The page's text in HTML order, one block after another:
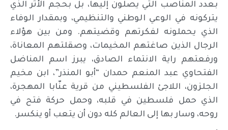
بعدد المناصب التي يصلون إليها، بل بحجم الأثر الذي
يتركونه في الوعي الوطني والتنظيمي، وبمقدار الوفاء
الذي يحملونه لفكرتهم وقضيتهم. ومن بين هؤلاء
الرجال الذين صاغتهم المخيمات، وصقلتهم المعاناة،
ورفعتهم راية الانتماء الصادق، يبرز اسم المناضل
الفتحاوي عبد المنعم حمدان “أبو المنذر”، ابن مخيم
الجلزون، اللاجئ الفلسطيني من قرية عنّابا المهجرة،
الذي حمل فلسطين في قلبه، وحمل حركة فتح في
روحه، وسار بها إلى العالم كله دون أن يتعب أو ينكسر.